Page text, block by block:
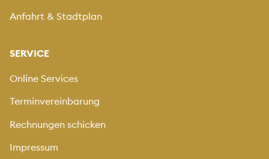
Anfahrt & Stadtplan
SERVICE
Online Services
Terminvereinbarung
Rechnungen schicken
Impressum